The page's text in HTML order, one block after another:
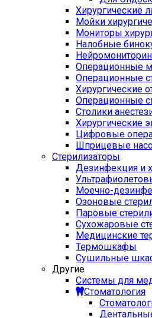
Хирургические
Мойки
Мониторы
Налобные
Операционные
Операционные
Хирургические
Операционные
Столики
Хирургические
Цифровые
Шприцевые
Стерилизаторы
Дезинфекция и
Моечно-
Озоновые
Паровые
Сухожаровые
Медицинские
Термошкафы
Сушильные
Другие
Системы для
Стоматология